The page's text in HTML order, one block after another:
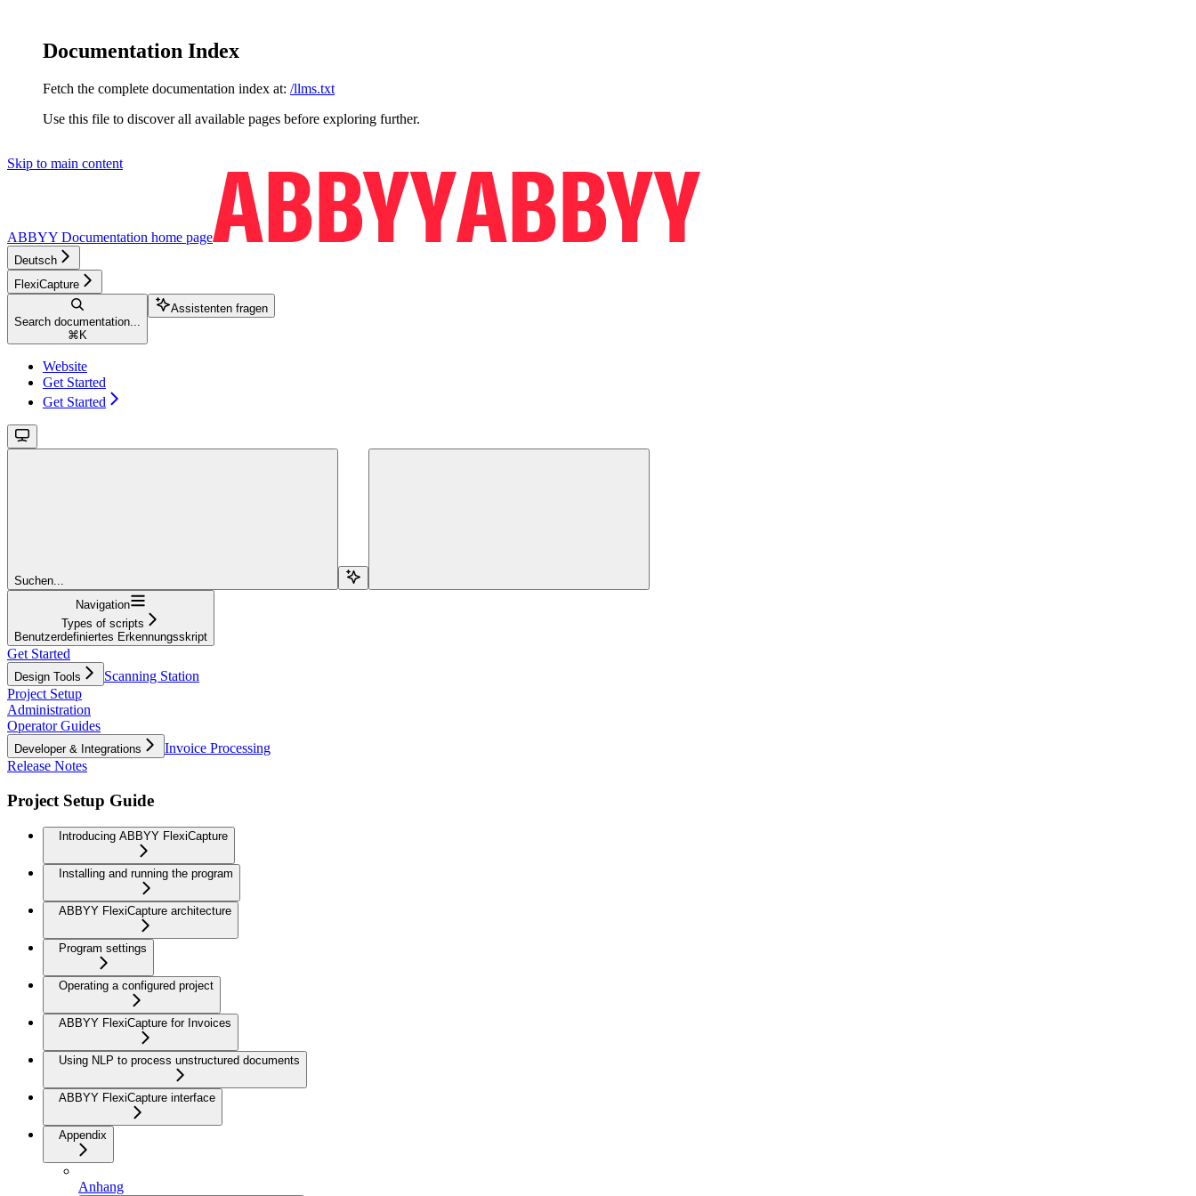
Documentation Index
Fetch the complete documentation index at: /llms.txt
Use this file to discover all available pages before exploring further.
Skip to main content
ABBYY Documentation home page
Deutsch
FlexiCapture
Search documentation...
⌘ K
Assistenten fragen
Website
Get Started
Get Started
Suchen...
Navigation
Types of scripts
Benutzerdefiniertes Erkennungsskript
Get Started
Design Tools
Scanning Station
Project Setup
Administration
Operator Guides
Developer & Integrations
Invoice Processing
Release Notes
Project Setup Guide
Introducing ABBYY FlexiCapture
Installing and running the program
ABBYY FlexiCapture architecture
Program settings
Operating a configured project
ABBYY FlexiCapture for Invoices
Using NLP to process unstructured documents
ABBYY FlexiCapture interface
Appendix
Anhang